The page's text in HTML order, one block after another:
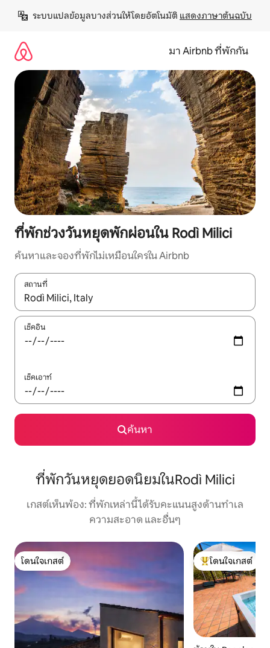
เนื้อหา
ระบบแปลข้อมูลบางส่วนให้โดยอัตโนมัติ แสดงภาษาต้นฉบับ
มา Airbnb ที่พักกัน
ที่พักช่วงวันหยุดพักผ่อนใน Rodì Milici
ค้นหาและจองที่พักไม่เหมือนใครใน Airbnb
สถานที่
ใช้ลูกศรขึ้นลง หรือใช้การสัมผัสหรือปัด เพื่อสำรวจผลการค้นหา
เช็คอิน
เช็คเอาท์
ค้นหา
ที่พักวันหยุดยอดนิยมในRodì Milici
เกสต์เห็นพ้อง: ที่พักเหล่านี้ได้รับคะแนนสูงด้านทำเล
ความสะอาด และอื่นๆ
โดนใจเกสต์
โดนใจเกสต์
โดนใจเกสต์ที่สุด
โดนใจเกสต์